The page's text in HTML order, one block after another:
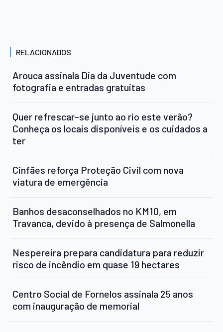
RELACIONADOS
Arouca assinala Dia da Juventude com
fotografia e entradas gratuitas
Quer refrescar-se junto ao rio este verão?
Conheça os locais disponíveis e os cuidados a
ter
Cinfães reforça Proteção Civil com nova
viatura de emergência
Banhos desaconselhados no KM10, em
Travanca, devido à presença de Salmonella
Nespereira prepara candidatura para reduzir
risco de incêndio em quase 19 hectares
Centro Social de Fornelos assinala 25 anos
com inauguração de memorial